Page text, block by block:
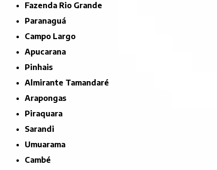
Fazenda Rio Grande
Paranaguá
Campo Largo
Apucarana
Pinhais
Almirante Tamandaré
Arapongas
Piraquara
Sarandi
Umuarama
Cambé